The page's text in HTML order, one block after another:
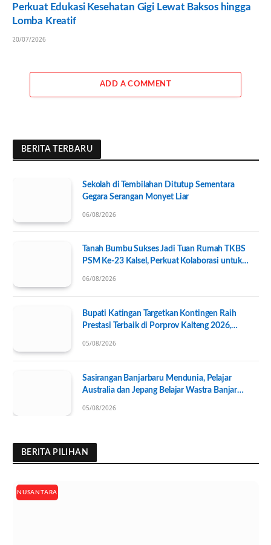
Perkuat Edukasi Kesehatan Gigi Lewat Baksos hingga
Lomba Kreatif
20/07/2026
ADD A COMMENT
BERITA TERBARU
Sekolah di Tembilahan Ditutup Sementara
Gegara Serangan Monyet Liar
06/08/2026
Tanah Bumbu Sukses Jadi Tuan Rumah TKBS
PSM Ke-23 Kalsel, Perkuat Kolaborasi untuk
06/08/2026
Bupati Katingan Targetkan Kontingen Raih
Prestasi Terbaik di Porprov Kalteng 2026,
05/08/2026
Sasirangan Banjarbaru Mendunia, Pelajar
Australia dan Jepang Belajar Wastra Banjar
05/08/2026
BERITA PILIHAN
NUSANTARA